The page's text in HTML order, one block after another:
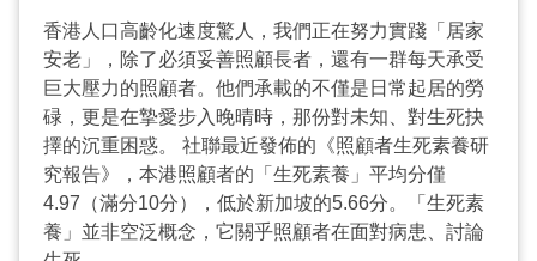
香港人口高齡化速度驚人，我們正在努力實踐「居家
安老」，除了必須妥善照顧長者，還有一群每天承受
巨大壓力的照顧者。他們承載的不僅是日常起居的勞
碌，更是在摯愛步入晚晴時，那份對未知、對生死抉
擇的沉重困惑。 社聯最近發佈的《照顧者生死素養研
究報告》，本港照顧者的「生死素養」平均分僅
4.97（滿分10分），低於新加坡的5.66分。「生死素
養」並非空泛概念，它關乎照顧者在面對病患、討論